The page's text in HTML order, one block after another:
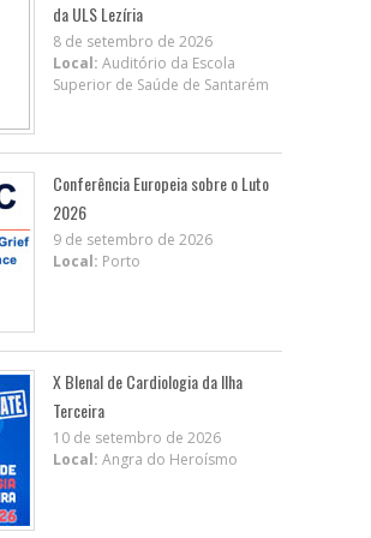
da ULS Lezíria
8 de setembro de 2026
Local: Auditório da Escola
Superior de Saúde de Santarém
Conferência Europeia sobre o Luto
2026
9 de setembro de 2026
Local: Porto
X BIenal de Cardiologia da Ilha
Terceira
10 de setembro de 2026
Local: Angra do Heroísmo